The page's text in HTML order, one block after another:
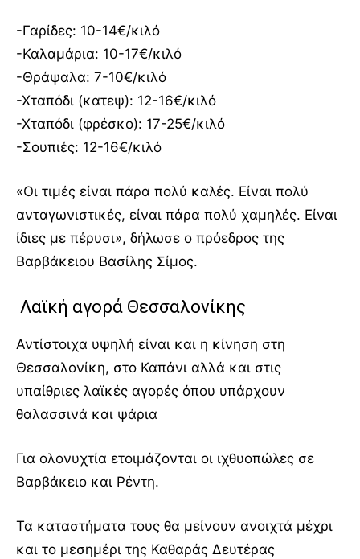
-Γαρίδες: 10-14€/κιλό
-Καλαμάρια: 10-17€/κιλό
-Θράψαλα: 7-10€/κιλό
-Χταπόδι (κατεψ): 12-16€/κιλό
-Χταπόδι (φρέσκο): 17-25€/κιλό
-Σουπιές: 12-16€/κιλό
«Οι τιμές είναι πάρα πολύ καλές. Είναι πολύ
ανταγωνιστικές, είναι πάρα πολύ χαμηλές. Είναι
ίδιες με πέρυσι», δήλωσε ο πρόεδρος της
Βαρβάκειου Βασίλης Σίμος.
Λαϊκή αγορά Θεσσαλονίκης
Αντίστοιχα υψηλή είναι και η κίνηση στη
Θεσσαλονίκη, στο Καπάνι αλλά και στις
υπαίθριες λαϊκές αγορές όπου υπάρχουν
θαλασσινά και ψάρια
Για ολονυχτία ετοιμάζονται οι ιχθυοπώλες σε
Βαρβάκειο και Ρέντη.
Τα καταστήματα τους θα μείνουν ανοιχτά μέχρι
και το μεσημέρι της Καθαράς Δευτέρας